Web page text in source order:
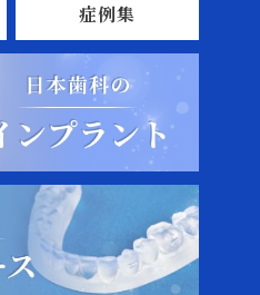
症例集